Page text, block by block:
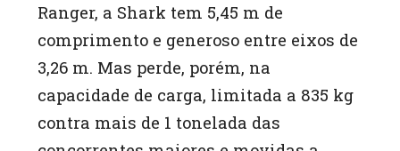
Ranger, a Shark tem 5,45 m de
comprimento e generoso entre eixos de
3,26 m. Mas perde, porém, na
capacidade de carga, limitada a 835 kg
contra mais de 1 tonelada das